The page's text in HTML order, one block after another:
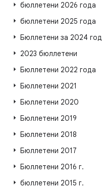
бюллетени 2026 года
бюллетени 2025 года
Бюллетени за 2024 год
2023 бюллетени
Бюллетени 2022 года
Бюллетени 2021
Бюллетени 2020
Бюллетени 2019
Бюллетени 2018
Бюллетени 2017
Бюллетени 2016 г.
бюллетени 2015 г.